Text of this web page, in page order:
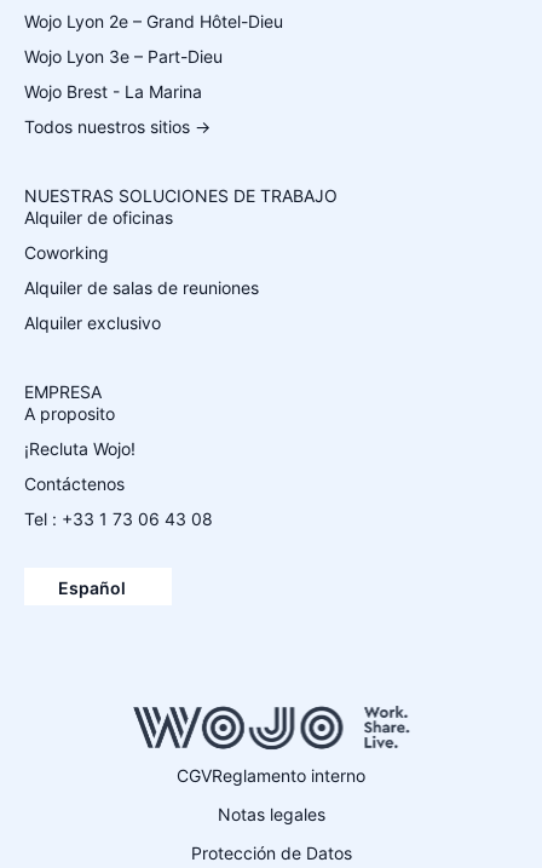
Wojo Lyon 2e – Grand Hôtel-Dieu
Wojo Lyon 3e – Part-Dieu
Wojo Brest - La Marina
Todos nuestros sitios →
NUESTRAS SOLUCIONES DE TRABAJO
Alquiler de oficinas
Coworking
Alquiler de salas de reuniones
Alquiler exclusivo
EMPRESA
A proposito
¡Recluta Wojo!
Contáctenos
Tel : +33 1 73 06 43 08
Español
Français
Deutsch
CGVReglamento interno
Notas legales
Protección de Datos